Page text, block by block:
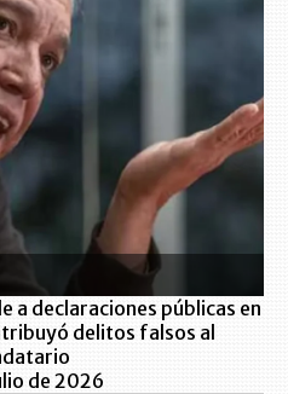
a declaraciones públicas en
delitos falsos al
de 2026